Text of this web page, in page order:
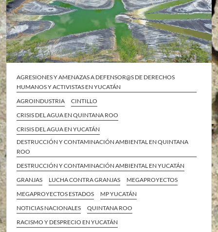
AGRESIONES Y AMENAZAS A DEFENSOR@S DE DERECHOS
HUMANOS Y ACTIVISTAS EN YUCATÁN
AGROINDUSTRIA
CINTILLO
CRISIS DEL AGUA EN QUINTANA ROO
CRISIS DEL AGUA EN YUCATÁN
DESTRUCCIÓN Y CONTAMINACIÓN AMBIENTAL EN QUINTANA
ROO
DESTRUCCIÓN Y CONTAMINACIÓN AMBIENTAL EN YUCATÁN
GRANJAS
LUCHA CONTRA GRANJAS
MEGAPROYECTOS
MEGAPROYECTOS ESTADOS
MP YUCATÁN
NOTICIAS NACIONALES
QUINTANA ROO
RACISMO Y DESPRECIO EN YUCATÁN